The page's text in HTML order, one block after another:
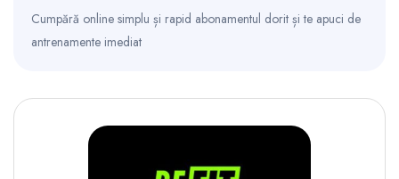
Cumpără online simplu și rapid abonamentul dorit și te apuci de
antrenamente imediat